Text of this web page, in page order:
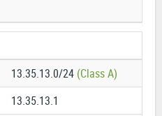
13.35.13.0/24 (Class A)
13.35.13.1